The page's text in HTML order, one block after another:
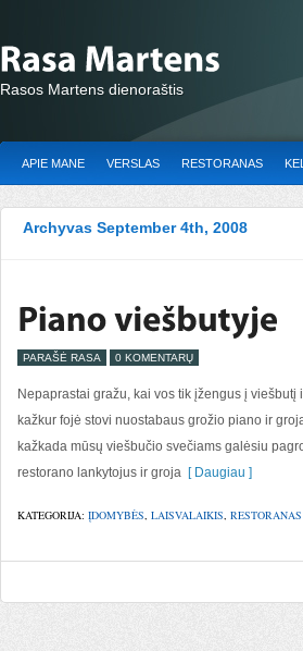
Rasos Martens dienoraštis
APIE MANE VERSLAS RESTORANAS
Archyvas September 4th, 2008
PARAŠĖ RASA 0 KOMENTARŲ
Nepaprastai gražu, kai vos tik įžengus į
kažkur fojė stovi nuostabaus grožio piano ir
kažkada mūsų viešbučio svečiams galėsiu
restorano lankytojus ir groja [ Daugiau ]
KATEGORIJA: ĮDOMYBĖS, LAISVALAIKIS, RESTORANAS